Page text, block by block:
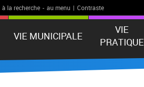
à la recherche - au menu | Contraste
VIE MUNICIPALE
VIE
PRATIQUE